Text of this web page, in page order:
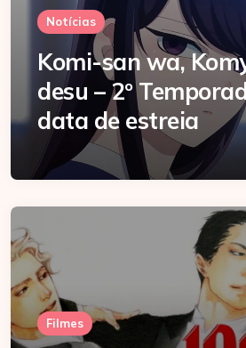
Notícias
Komi-san wa,
desu – 2º
data de estreia
Filmes